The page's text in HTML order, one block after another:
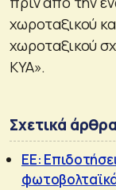
χωροταξικού
χωροταξικού
ΚΥΑ».
Σχετικά
ΕΕ: